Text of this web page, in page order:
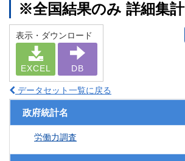
※全国結果のみ 詳細集計
表示・ダウンロード
EXCEL DB
データセット一覧に戻る
政府統計名
労働力調査